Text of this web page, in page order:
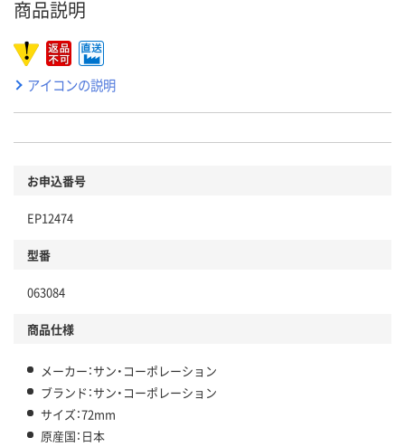
商品説明
アイコンの説明
お申込番号
EP12474
型番
063084
商品仕様
メーカー：サン・コーポレーション
ブランド：サン・コーポレーション
サイズ：72mm
原産国：日本